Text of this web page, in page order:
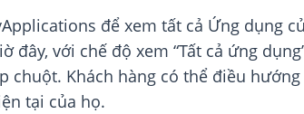
để xem tất cả Ứng dụng
đây, với chế độ xem “Tất cả ứng
chuột. Khách hàng có thể điều
tại của họ.